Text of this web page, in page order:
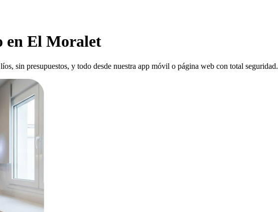
en El Moralet
sin presupuestos, y todo desde nuestra app móvil o página web con total seguridad.